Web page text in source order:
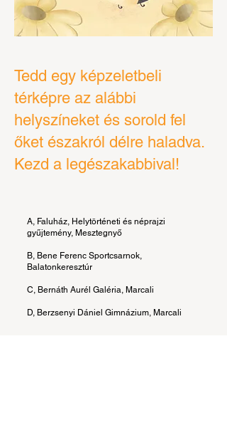
Tedd egy képzeletbeli
térképre az alábbi
helyszíneket és sorold fel
őket északról délre haladva.
Kezd a legészakabbival!
A, Faluház, Helytörténeti és néprajzi
gyűjtemény, Mesztegnyő
B, Bene Ferenc Sportcsarnok,
Balatonkeresztúr
C, Bernáth Aurél Galéria, Marcali
D, Berzsenyi Dániel Gimnázium, Marcali